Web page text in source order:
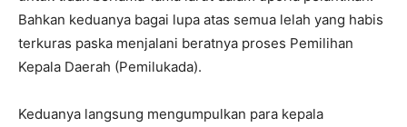
Bahkan keduanya bagai lupa atas semua lelah yang habis
terkuras paska menjalani beratnya proses Pemilihan
Kepala Daerah (Pemilukada).
Keduanya langsung mengumpulkan para kepala